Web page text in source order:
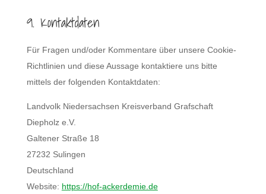
9. Kontaktdaten
Für Fragen und/oder Kommentare über unsere Cookie-
Richtlinien und diese Aussage kontaktiere uns bitte
mittels der folgenden Kontaktdaten:
Landvolk Niedersachsen Kreisverband Grafschaft
Diepholz e.V.
Galtener Straße 18
27232 Sulingen
Deutschland
Website: https://hof-ackerdemie.de